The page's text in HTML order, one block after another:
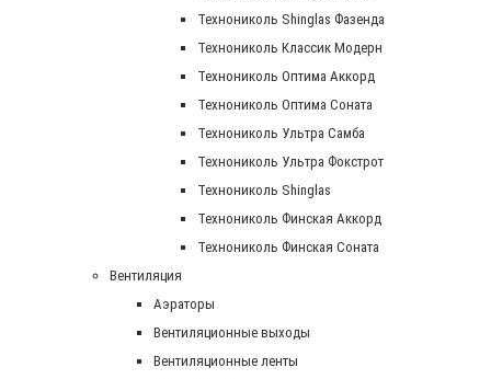
Технониколь Shinglas Фазенда
Технониколь Классик Модерн
Технониколь Оптима Аккорд
Технониколь Оптима Соната
Технониколь Ультра Самба
Технониколь Ультра Фокстрот
Технониколь Shinglas
Технониколь Финская Аккорд
Технониколь Финская Соната
Вентиляция
Аэраторы
Вентиляционные выходы
Вентиляционные ленты